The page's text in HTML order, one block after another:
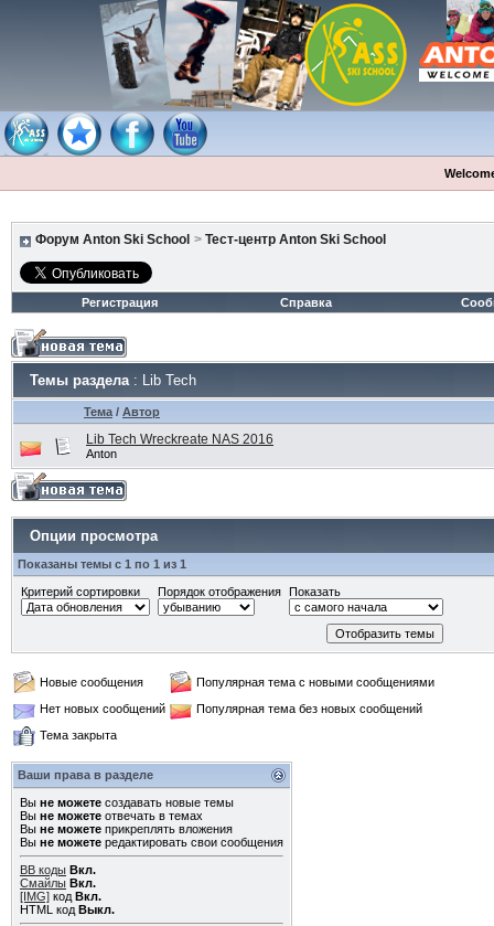
Форум Anton Ski School > Тест-центр Anton Ski School
Регистрация Справка
Темы раздела: Lib Tech
Тема / Автор
Lib Tech Wreckreate NAS 2016
Anton
Опции просмотра
Показаны темы с 1 по 1 из 1
Критерий сортировки Порядок отображения Показать
Новые сообщения
Популярная тема с новыми сообщениями
Нет новых сообщений
Популярная тема без новых сообщений
Тема закрыта
Ваши права в разделе
Вы не можете создавать новые темы
Вы не можете отвечать в темах
Вы не можете прикреплять вложения
Вы не можете редактировать свои сообщения
BB коды Вкл.
Смайлы Вкл.
[IMG] код Вкл.
HTML код Выкл.